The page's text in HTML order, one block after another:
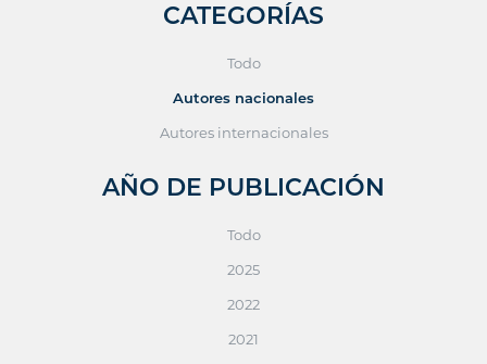
CATEGORÍAS
Todo
Autores nacionales
Autores internacionales
AÑO DE PUBLICACIÓN
Todo
2025
2022
2021